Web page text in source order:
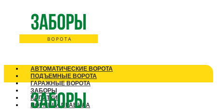
АВТОМАТИЧЕСКИЕ ВОРОТА
ПОДЪЕМНЫЕ ВОРОТА
ГАРАЖНЫЕ ВОРОТА
ЗАБОРЫ
КАЛИТКИ
НОРМЫ И ПРАВИЛА